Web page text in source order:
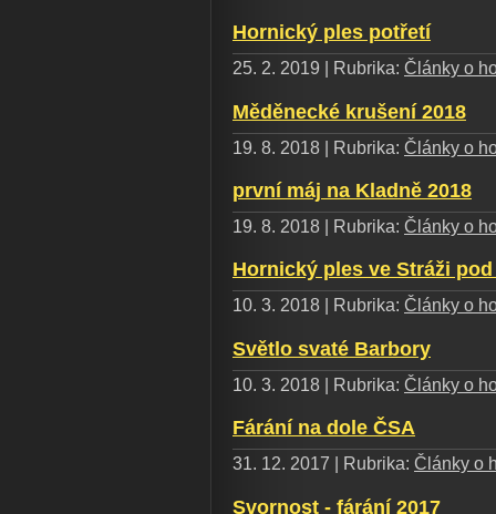
Hornický ples potřetí
25. 2. 2019 | Rubrika: Články o
Měděnecké krušení 2018
19. 8. 2018 | Rubrika: Články o
první máj na Kladně 2018
19. 8. 2018 | Rubrika: Články o
Hornický ples ve Stráži
10. 3. 2018 | Rubrika: Články o
Světlo svaté Barbory
10. 3. 2018 | Rubrika: Články o
Fárání na dole ČSA
31. 12. 2017 | Rubrika: Články o
Svornost - fárání 2017